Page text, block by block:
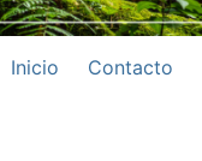
Inicio Contacto